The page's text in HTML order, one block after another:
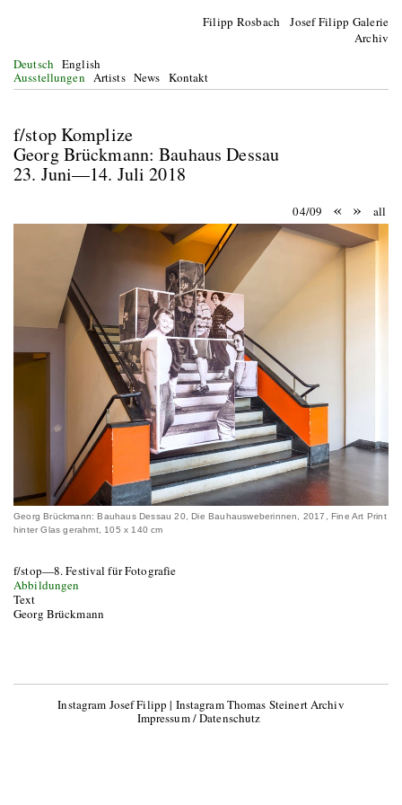
Filipp Rosbach Josef Filipp Galerie
Archiv
Deutsch English
Ausstellungen Artists News Kontakt
f/stop Komplize
Georg Brückmann: Bauhaus Dessau
23. Juni—14. Juli 2018
04/09 « » all
Georg Brückmann: Bauhaus Dessau 20, Die Bauhausweberinnen, 2017, Fine Art Print
hinter Glas gerahmt, 105 x 140 cm
f/stop—8. Festival für Fotografie
Abbildungen
Text
Georg Brückmann
Instagram Josef Filipp | Instagram Thomas Steinert Archiv
Impressum / Datenschutz